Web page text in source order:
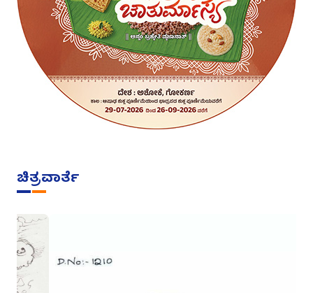
ಚಿತ್ರವಾರ್ತೆ